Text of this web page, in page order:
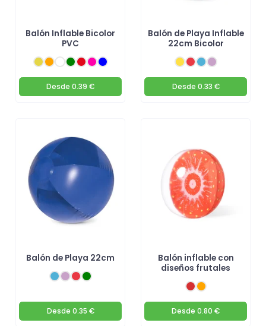
Balón Inflable Bicolor
PVC
Desde 0.39 €
Balón de Playa Inflable
22cm Bicolor
Desde 0.33 €
Balón de Playa 22cm
Desde 0.35 €
Balón inflable con
diseños frutales
Desde 0.80 €